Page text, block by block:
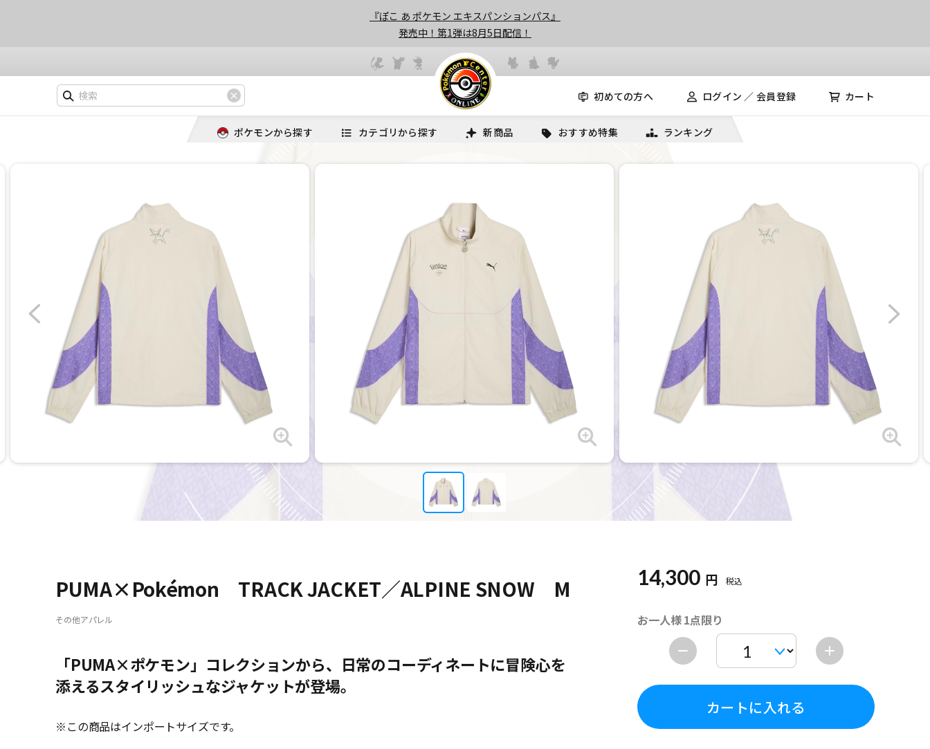
『ぽこ あ ポケモン エキスパンションパス』
発売中！第1弾は8月5日配信！
初めての方へ ログイン ／ 会員登録 カート
ポケモンから探す カテゴリから探す 新商品 おすすめ特集 ランキング
PUMA×Pokémon TRACK JACKET／ALPINE SNOW M
その他アパレル
14,300 円 税込
お一人様 1点限り
カートに入れる
「PUMA×ポケモン」コレクションから、日常のコーディネートに冒険心を
添えるスタイリッシュなジャケットが登場。
※この商品はインポートサイズです。